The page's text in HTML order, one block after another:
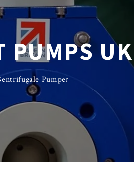
PUMPS UK
Pumper